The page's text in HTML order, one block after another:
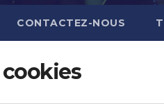
CONTACTEZ-NOUS